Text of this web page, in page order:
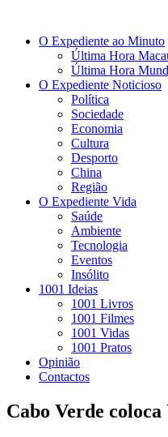
O Expediente ao Minuto
Última Hora
Última Hora
O Expediente Noticioso
Política
Sociedade
Economia
Cultura
Desporto
China
Região
O Expediente Vida
Saúde
Ambiente
Tecnologia
Eventos
Insólito
1001 Ideias
1001 Livros
1001 Filmes
1001 Vidas
1001 Pratos
Opinião
Contactos
Cabo Verde